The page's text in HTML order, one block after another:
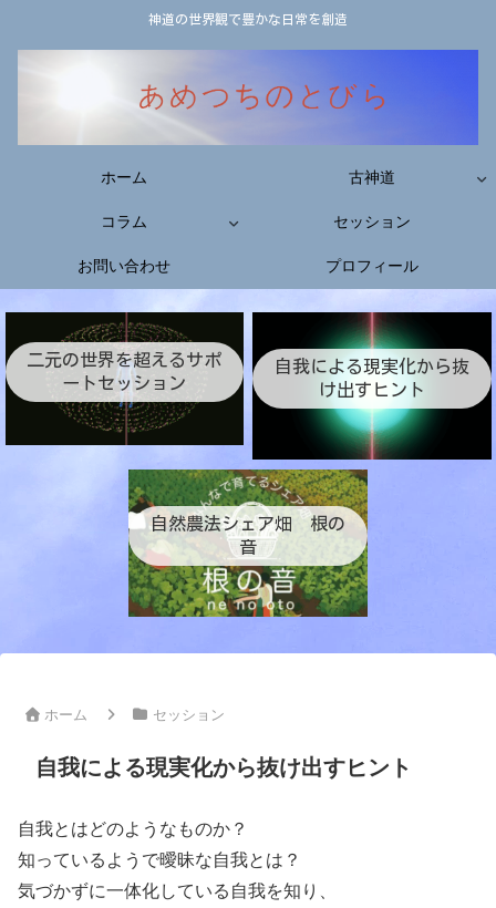
神道の世界観で豊かな日常を創造
ホーム
古神道
コラム
セッション
お問い合わせ
プロフィール
二元の世界を超えるサポ
ートセッション
自我による現実化から抜
け出すヒント
自然農法シェア畑 根の
音
ホーム セッション
自我による現実化から抜け出すヒント
自我とはどのようなものか？
知っているようで曖昧な自我とは？
気づかずに一体化している自我を知り、